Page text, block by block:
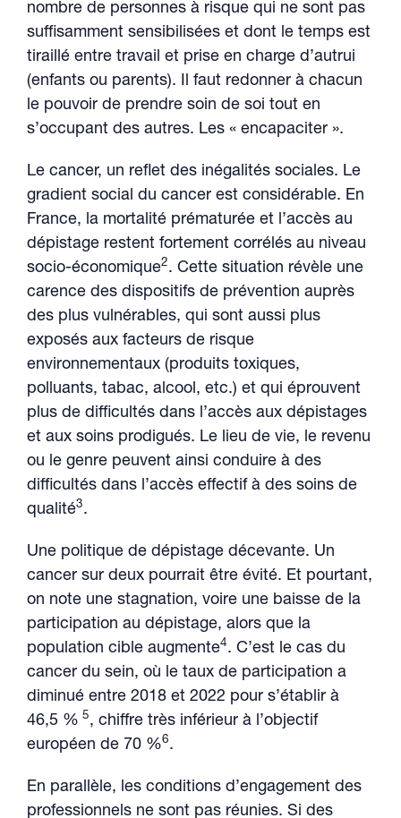
nombre de personnes à risque qui ne sont pas
suffisamment sensibilisées et dont le temps est
tiraillé entre travail et prise en charge d’autrui
(enfants ou parents). Il faut redonner à chacun
le pouvoir de prendre soin de soi tout en
s’occupant des autres. Les « encapaciter ».
Le cancer, un reflet des inégalités sociales. Le
gradient social du cancer est considérable. En
France, la mortalité prématurée et l’accès au
dépistage restent fortement corrélés au niveau
socio-économique2. Cette situation révèle une
carence des dispositifs de prévention auprès
des plus vulnérables, qui sont aussi plus
exposés aux facteurs de risque
environnementaux (produits toxiques,
polluants, tabac, alcool, etc.) et qui éprouvent
plus de difficultés dans l’accès aux dépistages
et aux soins prodigués. Le lieu de vie, le revenu
ou le genre peuvent ainsi conduire à des
difficultés dans l’accès effectif à des soins de
qualité3.
Une politique de dépistage décevante. Un
cancer sur deux pourrait être évité. Et pourtant,
on note une stagnation, voire une baisse de la
participation au dépistage, alors que la
population cible augmente4. C’est le cas du
cancer du sein, où le taux de participation a
diminué entre 2018 et 2022 pour s’établir à
46,5 % 5, chiffre très inférieur à l’objectif
européen de 70 %6.
En parallèle, les conditions d’engagement des
professionnels ne sont pas réunies. Si des